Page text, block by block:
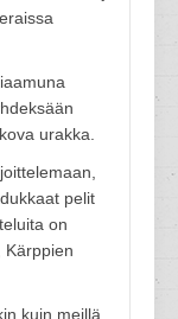
urakka.
pelit
on
Kärppien
kuin meillä